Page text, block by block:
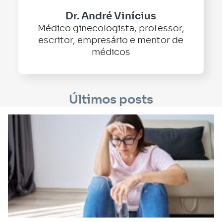
Dr. André Vinícius
Médico ginecologista, professor,
escritor, empresário e mentor de
médicos
Últimos posts